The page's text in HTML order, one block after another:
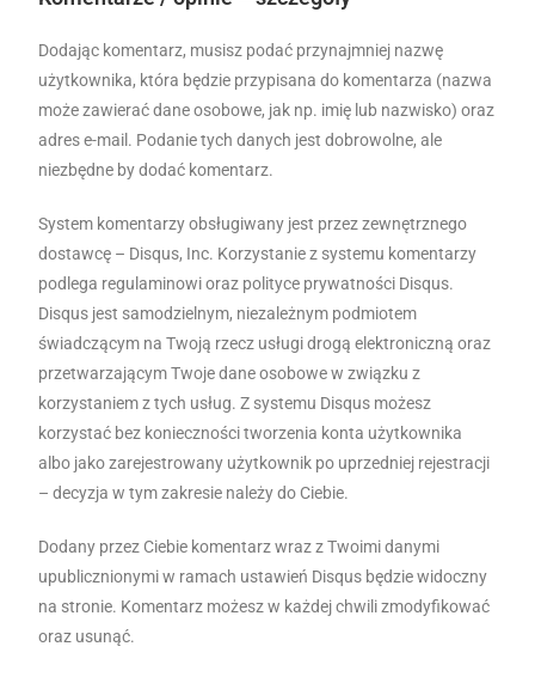
Dodając komentarz, musisz podać przynajmniej nazwę
użytkownika, która będzie przypisana do komentarza (nazwa
może zawierać dane osobowe, jak np. imię lub nazwisko) oraz
adres e-mail. Podanie tych danych jest dobrowolne, ale
niezbędne by dodać komentarz.
System komentarzy obsługiwany jest przez zewnętrznego
dostawcę – Disqus, Inc. Korzystanie z systemu komentarzy
podlega regulaminowi oraz polityce prywatności Disqus.
Disqus jest samodzielnym, niezależnym podmiotem
świadczącym na Twoją rzecz usługi drogą elektroniczną oraz
przetwarzającym Twoje dane osobowe w związku z
korzystaniem z tych usług. Z systemu Disqus możesz
korzystać bez konieczności tworzenia konta użytkownika
albo jako zarejestrowany użytkownik po uprzedniej rejestracji
– decyzja w tym zakresie należy do Ciebie.
Dodany przez Ciebie komentarz wraz z Twoimi danymi
upublicznionymi w ramach ustawień Disqus będzie widoczny
na stronie. Komentarz możesz w każdej chwili zmodyfikować
oraz usunąć.